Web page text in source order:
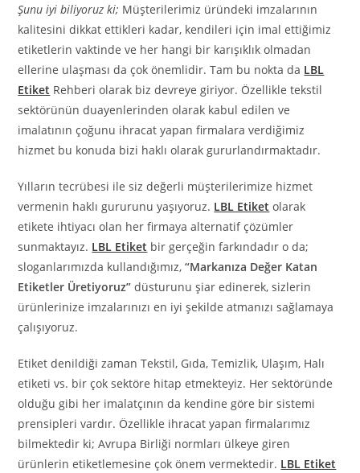
Şunu iyi biliyoruz ki; Müşterilerimiz üründeki imzalarının
kalitesini dikkat ettikleri kadar, kendileri için imal ettiğimiz
etiketlerin vaktinde ve her hangi bir karışıklık olmadan
ellerine ulaşması da çok önemlidir. Tam bu nokta da LBL
Etiket Rehberi olarak biz devreye giriyor. Özellikle tekstil
sektörünün duayenlerinden olarak kabul edilen ve
imalatının çoğunu ihracat yapan firmalara verdiğimiz
hizmet bu konuda bizi haklı olarak gururlandırmaktadır.
Yılların tecrübesi ile siz değerli müşterilerimize hizmet
vermenin haklı gururunu yaşıyoruz. LBL Etiket olarak
etikete ihtiyacı olan her firmaya alternatif çözümler
sunmaktayız. LBL Etiket bir gerçeğin farkındadır o da;
sloganlarımızda kullandığımız,“Markanıza Değer Katan
Etiketler Üretiyoruz” düsturunu şiar edinerek, sizlerin
ürünlerinize imzalarınızı en iyi şekilde atmanızı sağlamaya
çalışıyoruz.
Etiket denildiği zaman Tekstil, Gıda, Temizlik, Ulaşım, Halı
etiketi vs. bir çok sektöre hitap etmekteyiz. Her sektöründe
olduğu gibi her imalatçının da kendine göre bir sistemi
prensipleri vardır. Özellikle ihracat yapan firmalarımız
bilmektedir ki; Avrupa Birliği normları ülkeye giren
ürünlerin etiketlemesine çok önem vermektedir. LBL Etiket